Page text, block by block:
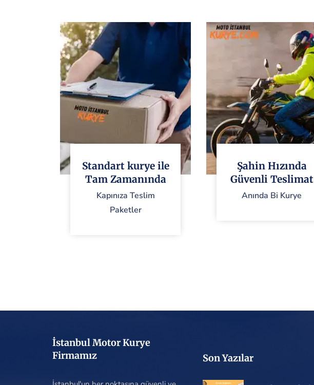
Standart kurye ile
Tam Zamanında
Kapınıza Teslim
Paketler
Şahin Hızında
Güvenli Teslimat
Anında Bi Kurye
İstanbul Motor Kurye
Firmamız
Son Yazılar